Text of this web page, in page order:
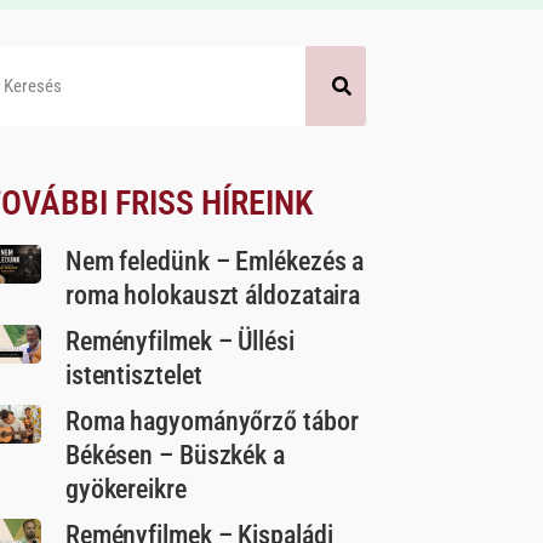
FRISS HÍREINK
Nem feledünk – Emlékezés a
roma holokauszt áldozataira
Reményfilmek – Üllési
istentisztelet
Roma hagyományőrző tábor
Békésen – Büszkék a
gyökereikre
Reményfilmek – Kispaládi